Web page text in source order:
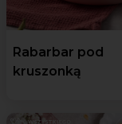
Rabarbar pod
kruszonką